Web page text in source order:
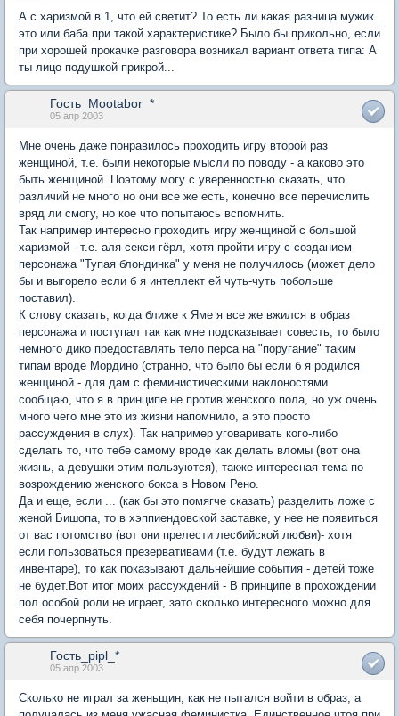
А с харизмой в 1, что ей светит? То есть ли какая разница мужик
это или баба при такой характеристике? Было бы прикольно, если
при хорошей прокачке разговора возникал вариант ответа типа: А
ты лицо подушкой прикрой...
Гость_Mootabor_*
05 апр 2003
Мне очень даже понравилось проходить игру второй раз
женщиной, т.е. были некоторые мысли по поводу - а каково это
быть женщиной. Поэтому могу с уверенностью сказать, что
различий не много но они все же есть, конечно все перечислить
вряд ли смогу, но кое что попытаюсь вспомнить.
Так например интересно проходить игру женщиной с большой
харизмой - т.е. аля секси-гёрл, хотя пройти игру с созданием
персонажа "Тупая блондинка" у меня не получилось (может дело
бы и выгорело если б я интеллект ей чуть-чуть побольше
поставил).
К слову сказать, когда ближе к Яме я все же вжился в образ
персонажа и поступал так как мне подсказывает совесть, то было
немного дико предоставлять тело перса на "поругание" таким
типам вроде Мордино (странно, что было бы если б я родился
женщиной - для дам с феминистическими наклоностями
сообщаю, что я в принципе не против женского пола, но уж очень
много чего мне это из жизни напомнило, а это просто
рассуждения в слух). Так например уговаривать кого-либо
сделать то, что тебе самому вроде как делать вломы (вот она
жизнь, а девушки этим пользуются), также интересная тема по
возрождению женского бокса в Новом Рено.
Да и еще, если ... (как бы это помягче сказать) разделить ложе с
женой Бишопа, то в хэппиендовской заставке, у нее не появиться
от вас потомство (вот они прелести лесбийской любви)- хотя
если пользоваться презервативами (т.е. будут лежать в
инвентаре), то как показывают дальнейшие события - детей тоже
не будет.Вот итог моих рассуждений - В принципе в прохождении
пол особой роли не играет, зато сколько интересного можно для
себя почерпнуть.
Гость_pipl_*
05 апр 2003
Сколько не играл за женьщин, как не пытался войти в образ, а